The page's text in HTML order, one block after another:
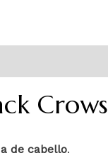
Crows
de cabello.